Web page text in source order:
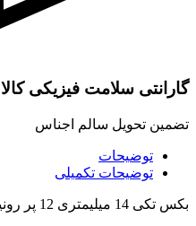
گارانتی سلامت فیزیکی کالا
تضمین تحویل سالم اجناس
توضیحات
توضیحات تکمیلی
بکس تکی 14 میلیمتری 12 پر رونیکس کد RH-2666